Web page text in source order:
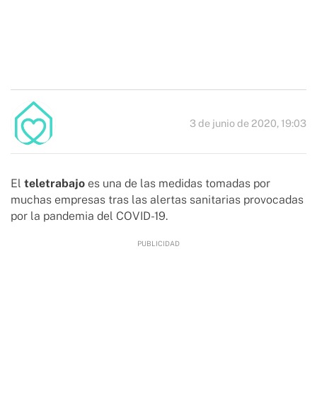
3 de junio de 2020, 19:03
El teletrabajo es una de las medidas tomadas por
muchas empresas tras las alertas sanitarias provocadas
por la pandemia del COVID-19.